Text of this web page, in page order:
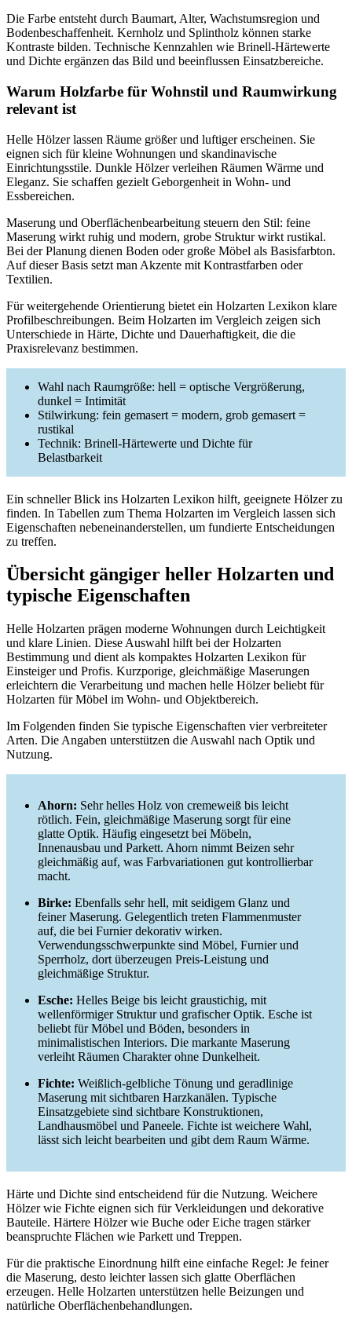
Die Farbe entsteht durch Baumart, Alter, Wachstumsregion und
Bodenbeschaffenheit. Kernholz und Splintholz können starke
Kontraste bilden. Technische Kennzahlen wie Brinell-Härtewerte
und Dichte ergänzen das Bild und beeinflussen Einsatzbereiche.
Warum Holzfarbe für Wohnstil und Raumwirkung
relevant ist
Helle Hölzer lassen Räume größer und luftiger erscheinen. Sie
eignen sich für kleine Wohnungen und skandinavische
Einrichtungsstile. Dunkle Hölzer verleihen Räumen Wärme und
Eleganz. Sie schaffen gezielt Geborgenheit in Wohn- und
Essbereichen.
Maserung und Oberflächenbearbeitung steuern den Stil: feine
Maserung wirkt ruhig und modern, grobe Struktur wirkt rustikal.
Bei der Planung dienen Boden oder große Möbel als Basisfarbton.
Auf dieser Basis setzt man Akzente mit Kontrastfarben oder
Textilien.
Für weitergehende Orientierung bietet ein Holzarten Lexikon klare
Profilbeschreibungen. Beim Holzarten im Vergleich zeigen sich
Unterschiede in Härte, Dichte und Dauerhaftigkeit, die die
Praxisrelevanz bestimmen.
Wahl nach Raumgröße: hell = optische Vergrößerung,
dunkel = Intimität
Stilwirkung: fein gemasert = modern, grob gemasert =
rustikal
Technik: Brinell-Härtewerte und Dichte für
Belastbarkeit
Ein schneller Blick ins Holzarten Lexikon hilft, geeignete Hölzer zu
finden. In Tabellen zum Thema Holzarten im Vergleich lassen sich
Eigenschaften nebeneinanderstellen, um fundierte Entscheidungen
zu treffen.
Übersicht gängiger heller Holzarten und
typische Eigenschaften
Helle Holzarten prägen moderne Wohnungen durch Leichtigkeit
und klare Linien. Diese Auswahl hilft bei der Holzarten
Bestimmung und dient als kompaktes Holzarten Lexikon für
Einsteiger und Profis. Kurzporige, gleichmäßige Maserungen
erleichtern die Verarbeitung und machen helle Hölzer beliebt für
Holzarten für Möbel im Wohn- und Objektbereich.
Im Folgenden finden Sie typische Eigenschaften vier verbreiteter
Arten. Die Angaben unterstützen die Auswahl nach Optik und
Nutzung.
Ahorn: Sehr helles Holz von cremeweiß bis leicht
rötlich. Fein, gleichmäßige Maserung sorgt für eine
glatte Optik. Häufig eingesetzt bei Möbeln,
Innenausbau und Parkett. Ahorn nimmt Beizen sehr
gleichmäßig auf, was Farbvariationen gut kontrollierbar
macht.
Birke: Ebenfalls sehr hell, mit seidigem Glanz und
feiner Maserung. Gelegentlich treten Flammenmuster
auf, die bei Furnier dekorativ wirken.
Verwendungsschwerpunkte sind Möbel, Furnier und
Sperrholz, dort überzeugen Preis-Leistung und
gleichmäßige Struktur.
Esche: Helles Beige bis leicht graustichig, mit
wellenförmiger Struktur und grafischer Optik. Esche ist
beliebt für Möbel und Böden, besonders in
minimalistischen Interiors. Die markante Maserung
verleiht Räumen Charakter ohne Dunkelheit.
Fichte: Weißlich-gelbliche Tönung und geradlinige
Maserung mit sichtbaren Harzkanälen. Typische
Einsatzgebiete sind sichtbare Konstruktionen,
Landhausmöbel und Paneele. Fichte ist weichere Wahl,
lässt sich leicht bearbeiten und gibt dem Raum Wärme.
Härte und Dichte sind entscheidend für die Nutzung. Weichere
Hölzer wie Fichte eignen sich für Verkleidungen und dekorative
Bauteile. Härtere Hölzer wie Buche oder Eiche tragen stärker
beanspruchte Flächen wie Parkett und Treppen.
Für die praktische Einordnung hilft eine einfache Regel: Je feiner
die Maserung, desto leichter lassen sich glatte Oberflächen
erzeugen. Helle Holzarten unterstützen helle Beizungen und
natürliche Oberflächenbehandlungen.